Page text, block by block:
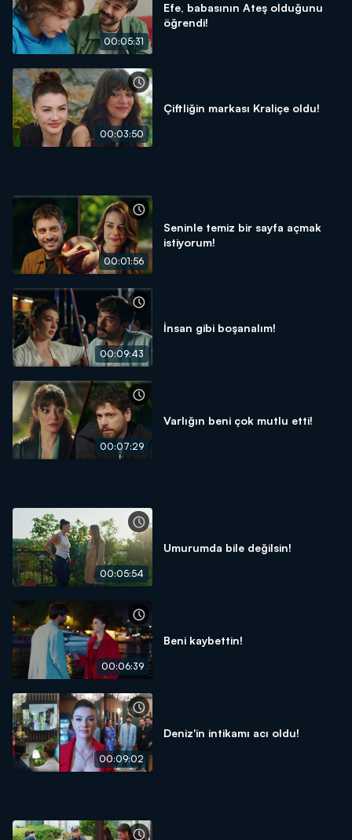
00:05:31
Efe, babasının Ateş olduğunu
öğrendi!
00:03:50
Çiftliğin markası Kraliçe oldu!
00:01:56
Seninle temiz bir sayfa açmak
istiyorum!
00:09:43
İnsan gibi boşanalım!
00:07:29
Varlığın beni çok mutlu etti!
00:05:54
Umurumda bile değilsin!
00:06:39
Beni kaybettin!
00:09:02
Deniz'in intikamı acı oldu!